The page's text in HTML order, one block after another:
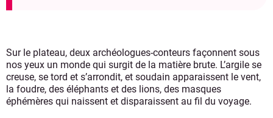
Sur le plateau, deux archéologues-conteurs façonnent sous
nos yeux un monde qui surgit de la matière brute. L’argile se
creuse, se tord et s’arrondit, et soudain apparaissent le vent,
la foudre, des éléphants et des lions, des masques
éphémères qui naissent et disparaissent au fil du voyage.